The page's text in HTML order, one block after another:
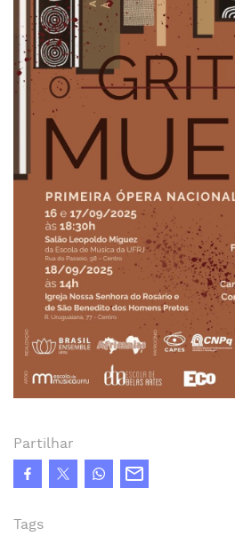
Partilhar
Tags